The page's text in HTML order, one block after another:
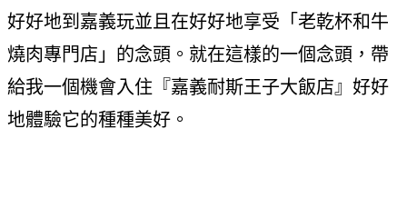
好好地到嘉義玩並且在好好地享受「老乾杯和牛
燒肉專門店」的念頭。就在這樣的一個念頭，帶
給我一個機會入住『嘉義耐斯王子大飯店』好好
地體驗它的種種美好。